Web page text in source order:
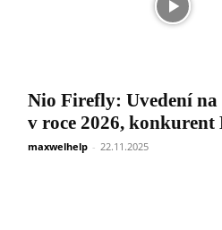
Nio Firefly: Uvedení
v roce 2026,
maxwelhelp - 22.11.2025